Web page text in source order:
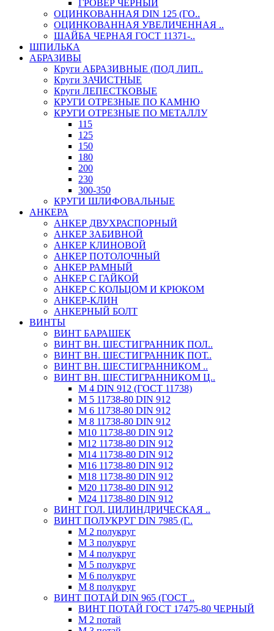
ГРОВЕР ЧЕРНЫЙ
ОЦИНКОВАННАЯ DIN 125 (ГО..
ОЦИНКОВАННАЯ УВЕЛИЧЕННАЯ ..
ШАЙБА ЧЕРНАЯ ГОСТ 11371-..
ШПИЛЬКА
АБРАЗИВЫ
Круги АБРАЗИВНЫЕ (ПОД ЛИП..
Круги ЗАЧИСТНЫЕ
Круги ЛЕПЕСТКОВЫЕ
КРУГИ ОТРЕЗНЫЕ ПО КАМНЮ
КРУГИ ОТРЕЗНЫЕ ПО МЕТАЛЛУ
115
125
150
180
200
230
300-350
КРУГИ ШЛИФОВАЛЬНЫЕ
АНКЕРА
АНКЕР ДВУХРАСПОРНЫЙ
АНКЕР ЗАБИВНОЙ
АНКЕР КЛИНОВОЙ
АНКЕР ПОТОЛОЧНЫЙ
АНКЕР РАМНЫЙ
АНКЕР С ГАЙКОЙ
АНКЕР С КОЛЬЦОМ И КРЮКОМ
АНКЕР-КЛИН
АНКЕРНЫЙ БОЛТ
ВИНТЫ
ВИНТ БАРАШЕК
ВИНТ ВН. ШЕСТИГРАННИК ПОЛ..
ВИНТ ВН. ШЕСТИГРАННИК ПОТ..
ВИНТ ВН. ШЕСТИГРАННИКОМ ..
ВИНТ ВН. ШЕСТИГРАННИКОМ Ц..
М 4 DIN 912 (ГОСТ 11738)
М 5 11738-80 DIN 912
М 6 11738-80 DIN 912
М 8 11738-80 DIN 912
М10 11738-80 DIN 912
М12 11738-80 DIN 912
М14 11738-80 DIN 912
М16 11738-80 DIN 912
М18 11738-80 DIN 912
М20 11738-80 DIN 912
М24 11738-80 DIN 912
ВИНТ ГОЛ. ЦИЛИНДРИЧЕСКАЯ ..
ВИНТ ПОЛУКРУГ DIN 7985 (Г..
М 2 полукруг
М 3 полукруг
М 4 полукруг
М 5 полукруг
М 6 полукруг
М 8 полукруг
ВИНТ ПОТАЙ DIN 965 (ГОСТ ..
ВИНТ ПОТАЙ ГОСТ 17475-80 ЧЕРНЫЙ
М 2 потай